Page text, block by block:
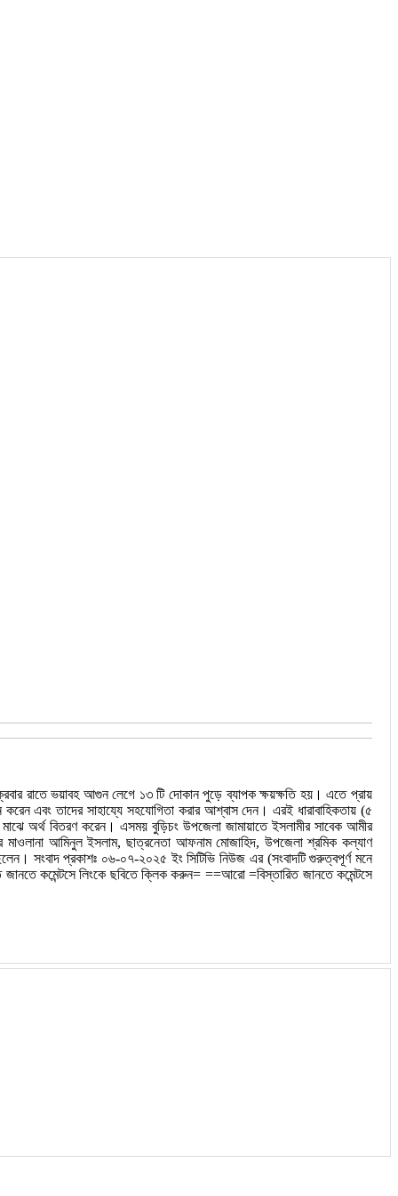
রাতে ভয়াবহ আগুন লেগে ১৩ টি দোকান পুড়ে ব্যাপক ক্ষয়ক্ষতি হয়। এতে প্রায়
এবং তাদের সাহায্যে সহযোগিতা করার আশ্বাস দেন। এরই ধারাবাহিকতায় (৫
অর্থ বিতরণ করেন। এসময় বুড়িচং উপজেলা জামায়াতে ইসলামীর সাবেক আমীর
মাওলানা আমিনুল ইসলাম, ছাত্রনেতা আফনাম মোজাহিদ, উপজেলা শ্রমিক কল্যাণ
সংবাদ প্রকাশঃ ০৬-০৭-২০২৫ ইং সিটিভি নিউজ এর (সংবাদটি গুরুত্বপূর্ণ মনে
কমেন্টসে লিংকে ছবিতে ক্লিক করুন= ==আরো =বিস্তারিত জানতে কমেন্টসে